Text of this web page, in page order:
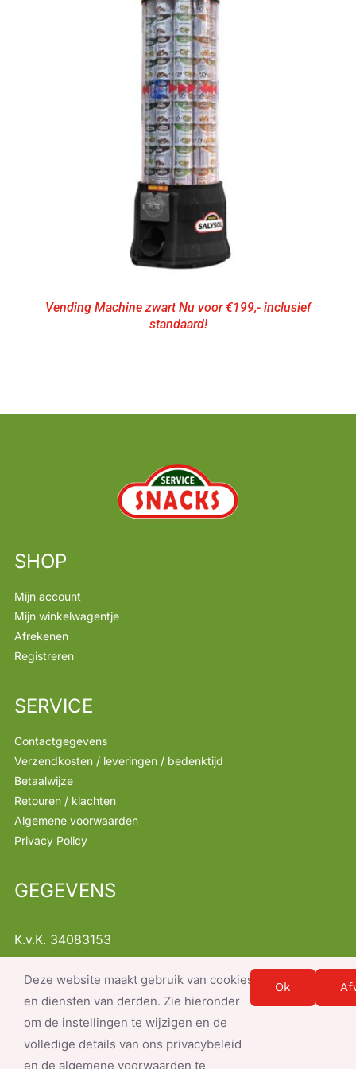
Vending Machine zwart Nu voor €199,- inclusief
standaard!
SHOP
Mijn account
Mijn winkelwagentje
Afrekenen
Registreren
SERVICE
Contactgegevens
Verzendkosten / leveringen / bedenktijd
Betaalwijze
Retouren / klachten
Algemene voorwaarden
Privacy Policy
GEGEVENS
K.v.K. 34083153
B.T.W. NL001368522B47
info@servicesnacks.nl
© Copyright 2026- document.write(new Date().getFullYear()); |
Deze website maakt gebruik van cookies
en diensten van derden. Zie hieronder
om de instellingen te wijzigen en de
volledige details van ons privacybeleid
en de algemene voorwaarden te
Instellingen
Ok